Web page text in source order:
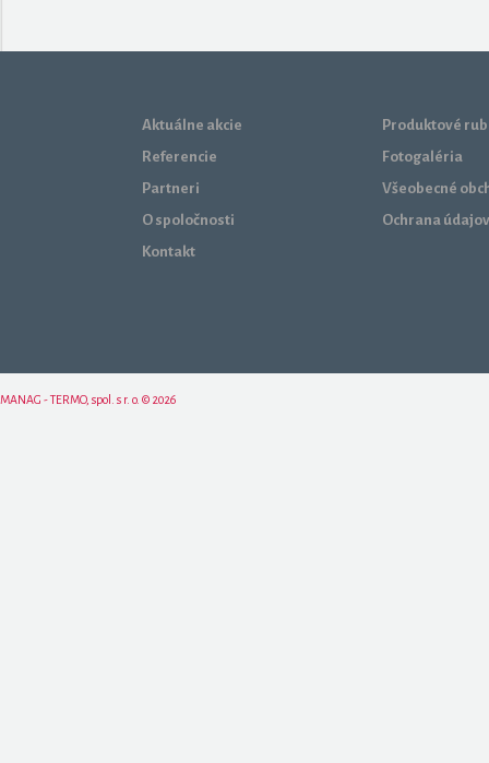
Aktuálne akcie
Referencie
Partneri
O spoločnosti
Kontakt
Produktové
Fotogaléria
Všeobecné
Ochrana údajov
MANAG - TERMO, spol. s r. o. © 2026